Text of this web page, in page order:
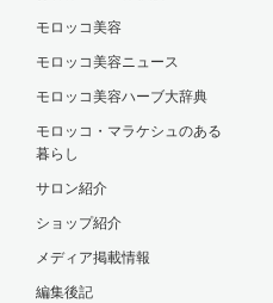
モロッコ美容
モロッコ美容ニュース
モロッコ美容ハーブ大辞典
モロッコ・マラケシュのある
暮らし
サロン紹介
ショップ紹介
メディア掲載情報
編集後記